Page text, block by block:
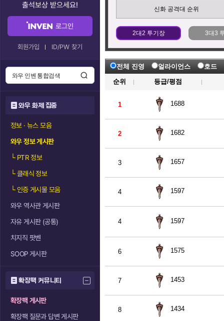
출석보상 받으세요!
로그인
회원가입 ID/PW 찾기
와우 화제 집중
정보 · 뉴스 모음
와우 정보 게시판
└PTR 정보
└클래식 정보
└인증 게시물 모음
와우 역사관 게시판
자유 게시판 (공통)
치지직 팟벤
SOOP 게시판
확장팩 커뮤니티
확장팩 게시판
확장팩 질문과 답변 게시판
신화 공격대 순위
2대2 투기장 3대3
전체 진영 얼라이언스
호드
순위
등급/평점
1 1688
2 1682
3 1657
4 1597
4 1597
6 1575
7 1453
8 1434